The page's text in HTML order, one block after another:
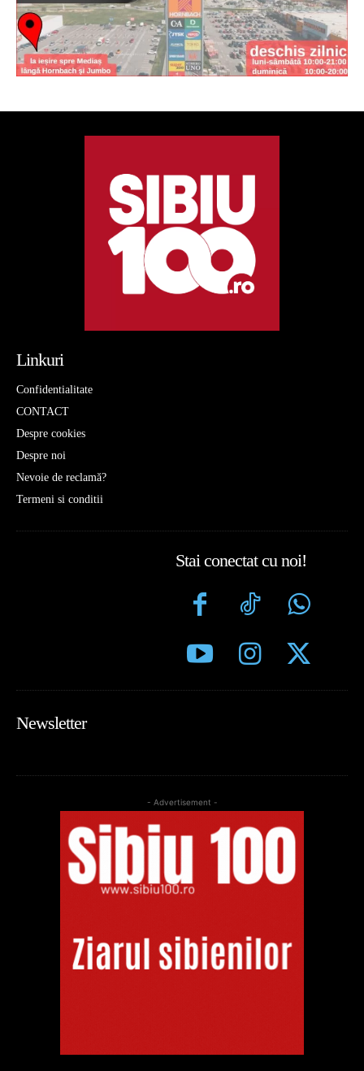
Linkuri
Confidentialitate
CONTACT
Despre cookies
Despre noi
Nevoie de reclamă?
Termeni si conditii
Stai conectat cu noi!
Newsletter
- Advertisement -